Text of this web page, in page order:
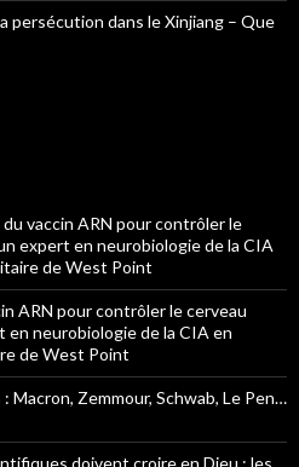
persécution dans le Xinjiang – Que
du vaccin ARN pour contrôler le
expert en neurobiologie de la CIA
de West Point
ARN pour contrôler le cerveau
en neurobiologie de la CIA en
de West Point
Macron, Zemmour, Schwab, Le Pen…
doivent croire en Dieu : les